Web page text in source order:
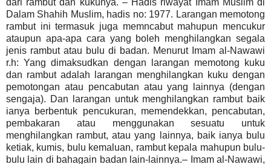
Dalam Shahih Muslim, hadis no: 1977. Larangan memotong
rambut ini termasuk juga memncabut mahupun mencukur
ataupun apa-apa cara yang boleh menghilangkan segala
jenis rambut atau bulu di badan. Menurut Imam al-Nawawi
r.h: Yang dimaksudkan dengan larangan memotong kuku
dan rambut adalah larangan menghilangkan kuku dengan
pemotongan atau pencabutan atau yang lainnya (dengan
sengaja). Dan larangan untuk menghilangkan rambut baik
ianya berbentuk pencukuran, memendekkan, pencabutan,
pembakaran atau menggunakan sesuatu untuk
menghilangkan rambut, atau yang lainnya, baik ianya bulu
ketiak, kumis, bulu kemaluan, rambut kepala mahupun bulu-
bulu lain di bahagain badan lain-lainnya.– Imam al-Nawawi,